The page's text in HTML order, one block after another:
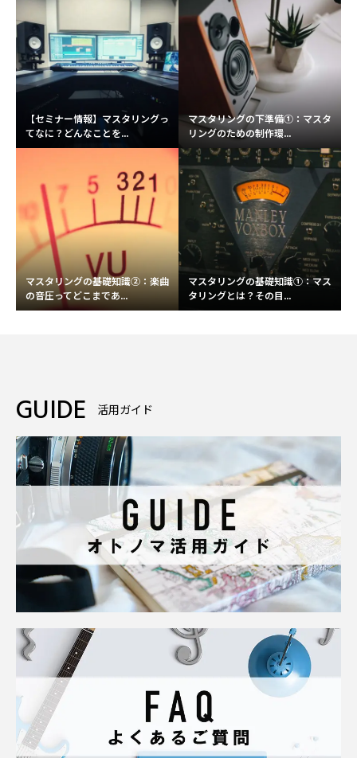
【セミナー情報】マスタリングっ
てなに？どんなことを...
マスタリングの下準備①：マスタ
リングのための制作環...
マスタリングの基礎知識②：楽曲
の音圧ってどこまであ...
マスタリングの基礎知識①：マス
タリングとは？その目...
GUIDE 活用ガイド